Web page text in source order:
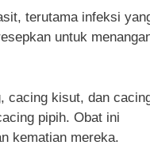
terutama infeksi
untuk
cacing kisut, dan
pipih. Obat ini
kematian mereka.